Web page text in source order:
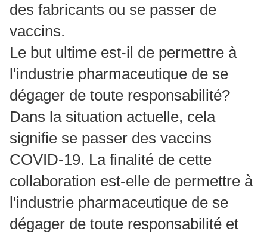
des fabricants ou se passer de
vaccins.
Le but ultime est-il de permettre à
l'industrie pharmaceutique de se
dégager de toute responsabilité?
Dans la situation actuelle, cela
signifie se passer des vaccins
COVID-19. La finalité de cette
collaboration est-elle de permettre à
l'industrie pharmaceutique de se
dégager de toute responsabilité et